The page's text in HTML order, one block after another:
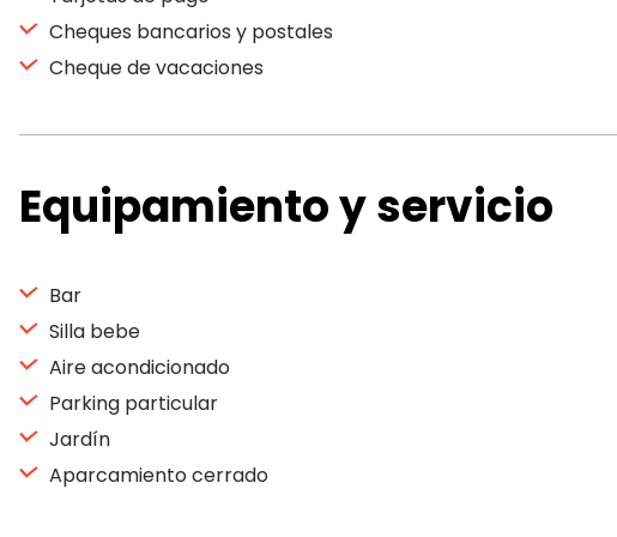
Cheques bancarios y postales
Cheque de vacaciones
Equipamiento y servicio
Bar
Silla bebe
Aire acondicionado
Parking particular
Jardín
Aparcamiento cerrado